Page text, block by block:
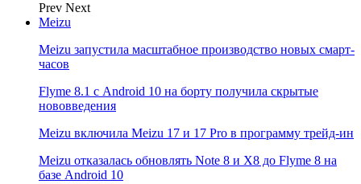
Prev Next
Meizu
Meizu запустила масштабное производство новых смарт-
часов
Flyme 8.1 с Android 10 на борту получила скрытые
нововведения
Meizu включила Meizu 17 и 17 Pro в программу трейд-ин
Meizu отказалась обновлять Note 8 и X8 до Flyme 8 на
базе Android 10